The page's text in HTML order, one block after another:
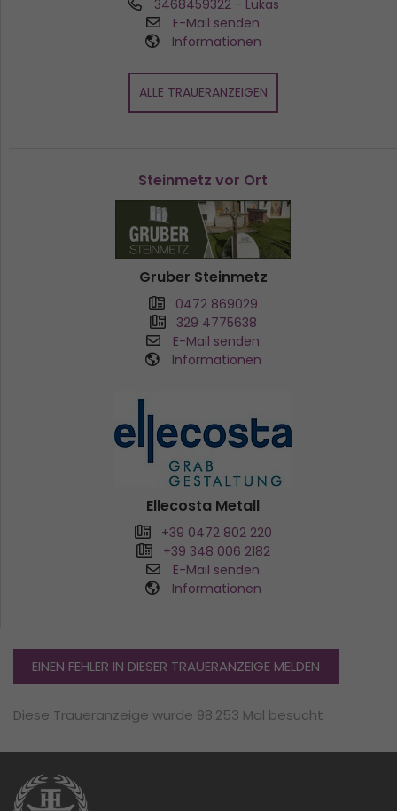
3468459322 - Lukas
E-Mail senden
Informationen
ALLE TRAUERANZEIGEN
Steinmetz vor Ort
Gruber Steinmetz
0472 869029
329 4775638
E-Mail senden
Informationen
Ellecosta Metall
+39 0472 802 220
+39 348 006 2182
E-Mail senden
Informationen
EINEN FEHLER IN DIESER TRAUERANZEIGE MELDEN
Diese Traueranzeige wurde 98.253 Mal besucht